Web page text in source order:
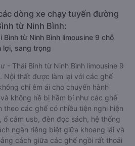
dòng xe chạy tuyến đường
từ Ninh Bình:
từ Ninh Bình limousine 9 chỗ
lợi, sang trọng
- Thái Bình từ Ninh Bình limousine 9
Nội thất được làm lại với các ghế
chỉ êm ái cho chuyến hành
không hề bị hầm bí như các ghế
theo các ghế có nhiều tiện nghi hiện
ổ cắm usb, đèn đọc sách, hệ thống
ngăn riêng biệt giữa khoang lái và
cách giữa các ghế ngồi rất thoải